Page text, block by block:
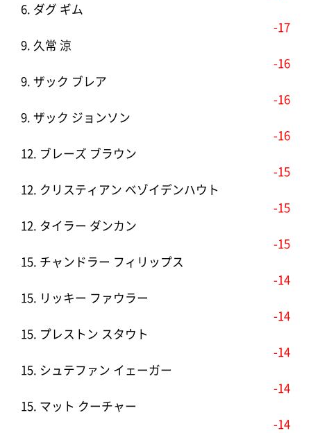
6. ダグ ギム
-17
9. 久常 涼
-16
9. ザック ブレア
-16
9. ザック ジョンソン
-16
12. ブレーズ ブラウン
-15
12. クリスティアン ベゾイデンハウト
-15
12. タイラー ダンカン
-15
15. チャンドラー フィリップス
-14
15. リッキー ファウラー
-14
15. プレストン スタウト
-14
15. シュテファン イェーガー
-14
15. マット クーチャー
-14